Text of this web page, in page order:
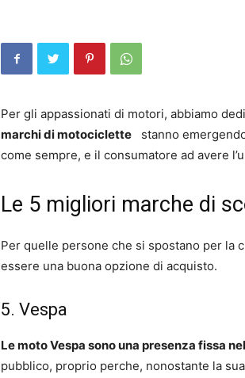
Per gli appassionati di motori, abbiamo
marchi di motociclette stanno
come sempre, e il consumatore ad avere
Le 5 migliori marche di
Per quelle persone che si spostano per la
essere una buona opzione di acquisto.
5. Vespa
Le moto Vespa sono una presenza fissa
pubblico, proprio perche, nonostante la